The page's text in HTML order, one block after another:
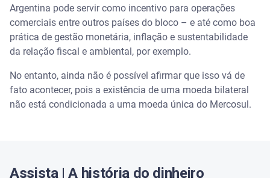
Argentina pode servir como incentivo para operações
comerciais entre outros países do bloco – e até como boa
prática de gestão monetária, inflação e sustentabilidade
da relação fiscal e ambiental, por exemplo.
No entanto, ainda não é possível afirmar que isso vá de
fato acontecer, pois a existência de uma moeda bilateral
não está condicionada a uma moeda única do Mercosul.
Assista | A história do dinheiro